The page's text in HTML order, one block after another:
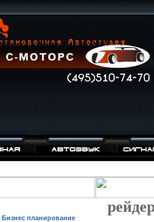
Бизнес планирование